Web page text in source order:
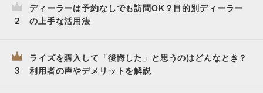
ディーラーは予約なしでも訪問OK？目的別ディーラー
の上手な活用法
ライズを購入して「後悔した」と思うのはどんなとき？
利用者の声やデメリットを解説